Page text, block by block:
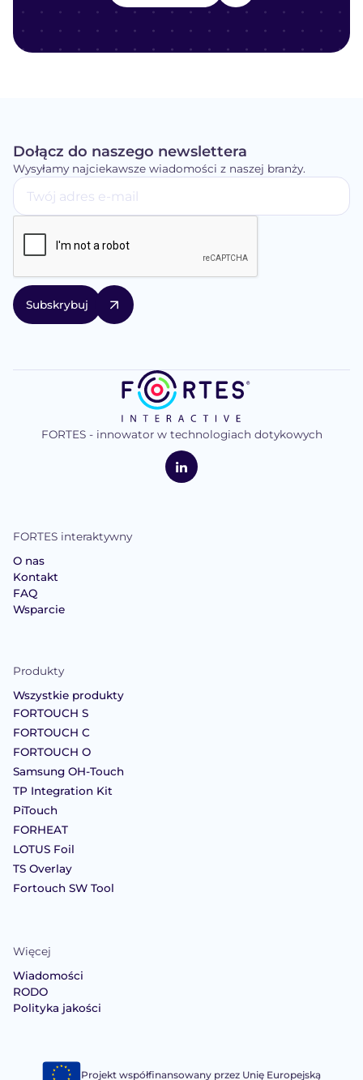
Dołącz do naszego newslettera
Wysyłamy najciekawsze wiadomości z naszej branży.
logo
Interaktywne
FORTES - innowator w technologiach dotykowych
LinkedIn
FORTES interaktywny
O nas
Kontakt
FAQ
Wsparcie
Produkty
Wszystkie produkty
FORTOUCH S
FORTOUCH C
FORTOUCH O
Samsung OH-Touch
TP Integration Kit
PiTouch
FORHEAT
LOTUS Foil
TS Overlay
Fortouch SW Tool
Więcej
Wiadomości
RODO
Polityka jakości
Projekt współfinansowany przez Unię Europejską